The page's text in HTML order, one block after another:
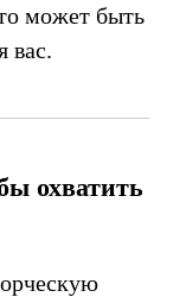
может быть
вас.
охватить